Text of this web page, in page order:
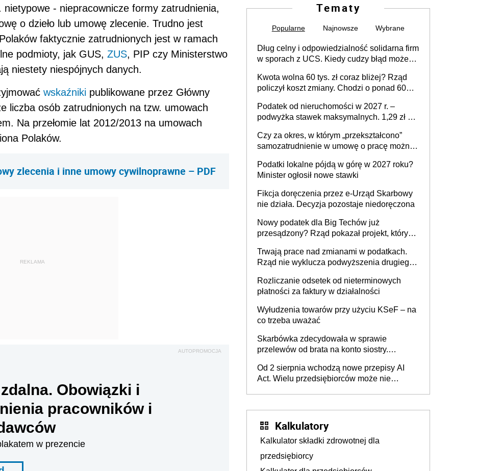
- niepracownicze formy zatrudnienia,
o dzieło lub umowę zlecenie. Trudno jest
faktycznie zatrudnionych jest w ramach
podmioty, jak GUS, ZUS, PIP czy Ministerstwo
niestety niespójnych danych.
wskaźniki publikowane przez Główny
liczba osób zatrudnionych na tzw. umowach
Na przełomie lat 2012/2013 na umowach
Polaków.
zlecenia i inne umowy cywilnoprawne – PDF
REKLAMA
AUTOPROMOCJA
Obowiązki i
pracowników i
w prezencie
Tematy
Popularne Najnowsze Wybrane
Dług celny i odpowiedzialność solidarna firm
w sporach z UCS. Kiedy cudzy błąd może
Kwota wolna 60 tys. zł coraz bliżej? Rząd
policzył koszt zmiany. Chodzi o ponad 60
Podatek od nieruchomości w 2027 r. –
podwyżka stawek maksymalnych. 1,29 zł za
budynków i lokali związanych z
prowadzeniem działalności gospodarczej
Czy za okres, w którym „przekształcono”
samozatrudnienie w umowę o pracę można
umowy cywilnoprawnej jedynym
racjonalnym wyjściem
Podatki lokalne pójdą w górę w 2027 roku?
Minister ogłosił nowe stawki
Fikcja doręczenia przez e-Urząd Skarbowy
nie działa. Decyzja pozostaje niedoręczona
Nowy podatek dla Big Techów już
przesądzony? Rząd pokazał projekt, który
Trwają prace nad zmianami w podatkach.
Rząd nie wyklucza podwyższenia drugiego
Rozliczanie odsetek od nieterminowych
płatności za faktury w działalności
Wyłudzenia towarów przy użyciu KSeF – na
co trzeba uważać
Skarbówka zdecydowała w sprawie
przelewów od brata na konto siostry.
darowizna, ale podatku jednak nie będzie
Od 2 sierpnia wchodzą nowe przepisy AI
Act. Wielu przedsiębiorców może nie
Kalkulatory
Kalkulator składki zdrowotnej dla
przedsiębiorcy